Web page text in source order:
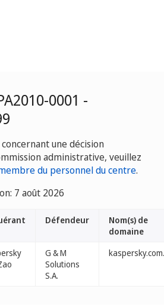
0001 -
une décision
administrative, veuillez
du personnel du centre.
7 août 2026
Défendeur
Nom(s) de
domaine
G & M
Solutions
S.A.